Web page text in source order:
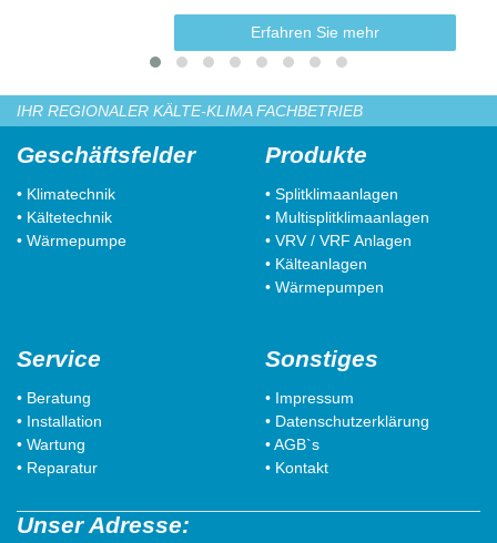
Erfahren Sie mehr
IHR REGIONALER KÄLTE-KLIMA FACHBETRIEB
Geschäftsfelder
• Klimatechnik
• Kältetechnik
• Wärmepumpe
Produkte
• Splitklimaanlagen
• Multisplitklimaanlagen
• VRV / VRF Anlagen
• Kälteanlagen
• Wärmepumpen
Service
• Beratung
• Installation
• Wartung
• Reparatur
Sonstiges
• Impressum
• Datenschutzerklärung
• AGB`s
• Kontakt
Unser Adresse: